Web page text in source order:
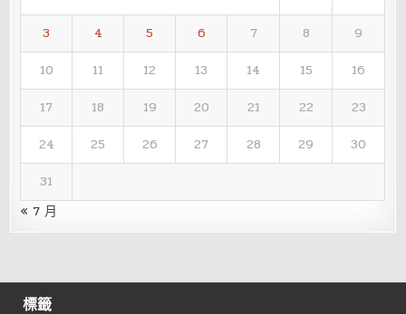
3
4 5 6 7 8
9
10
11 12 13 14 15
16
17
18 19 20 21 22
23
24
25 26 27 28 29
30
31
« 7 月
標籤